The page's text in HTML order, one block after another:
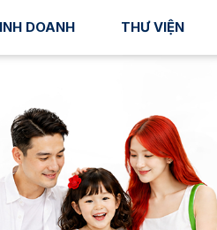
DOANH THƯ VIỆN